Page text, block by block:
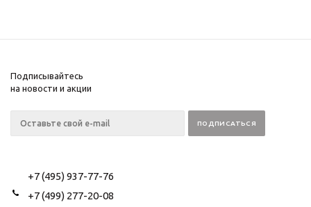
Подписывайтесь
на новости и акции
+7 (495) 937-77-76
+7 (499) 277-20-08